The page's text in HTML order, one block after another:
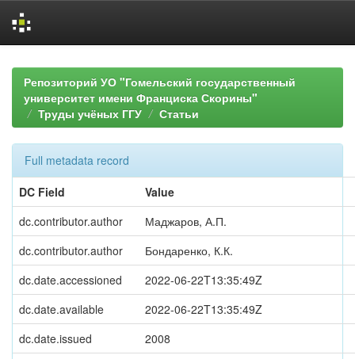
navigationРепозиторий УО "Гомельский государственный
университет имени Франциска Скорины"
Труды учёных ГГУ
Статьи
Full metadata record
DC Field
Value
dc.contributor.author
Маджаров, А.П.
dc.contributor.author
Бондаренко, К.К.
dc.date.accessioned
2022-06-22T13:35:49Z
dc.date.available
2022-06-22T13:35:49Z
dc.date.issued
2008